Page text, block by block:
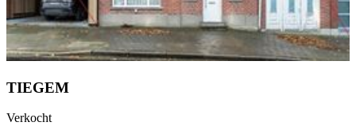
TIEGEM
Verkocht